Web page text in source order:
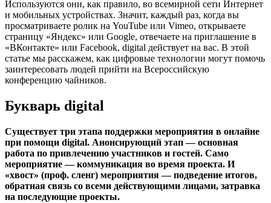
Используются они, как правило, во всемирной сети Интернет
и мобильных устройствах. Значит, каждый раз, когда вы
просматриваете ролик на YouTube или Vimeo, открываете
страницу «Яндекс» или Google, отвечаете на приглашение в
«ВКонтакте» или Facebook, digital действует на вас. В этой
статье мы расскажем, как цифровые технологии могут помочь
заинтересовать людей прийти на Всероссийскую
конференцию чайников.
Букварь digital
Существует три этапа поддержки мероприятия в онлайне
при помощи digital. Анонсирующий этап — основная
работа по привлечению участников и гостей. Само
мероприятие — коммуникация во время проекта. И
«хвост» (проф. сленг) мероприятия — подведение итогов,
обратная связь со всеми действующими лицами, затравка
на последующие проекты.